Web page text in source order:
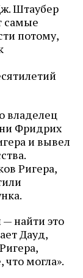
Штаубер
самые
потому,
владелец
Фридрих
и вывел
Ригера,
найти это
Дауд,
могла».